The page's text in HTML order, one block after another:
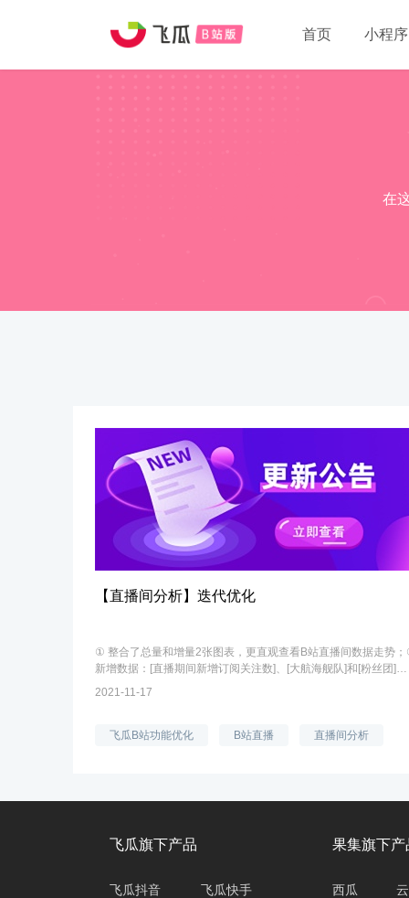
首页 小程序
在
【直播间分析】迭代优化
① 整合了总量和增量2张图表，更直观查看B站直播间数据走势
新增数据：[直播期间新增订阅关注数]、[大航海舰队]和[粉丝团]；
③ 观众画像全面更新，新增本场直播期间活跃观众的关注UP主行
2021-11-17
飞瓜B站功能优化 B站直播 直播间分析
飞瓜旗下产品
飞瓜抖音 飞瓜快手
果集旗下产
西瓜